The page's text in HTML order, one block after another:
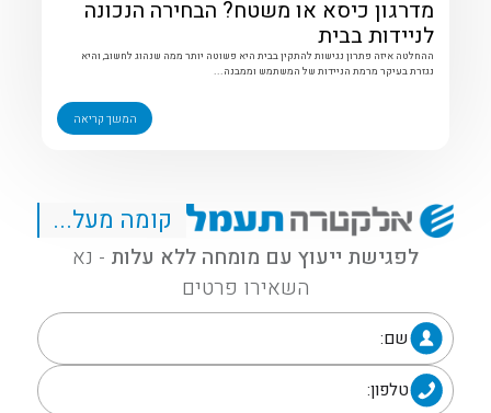
מדרגון כיסא או משטח? הבחירה הנכונה
לניידות בבית
ההחלטה איזה פתרון נגישות להתקין בבית היא פשוטה יותר ממה שנהוג לחשוב, והיא
נגזרת בעיקר מרמת הניידות של המשתמש וממבנה...
המשך קריאה
קומה מעל...
לפגישת ייעוץ עם מומחה ללא עלות - נא
השאירו פרטים
שם:
טלפון: